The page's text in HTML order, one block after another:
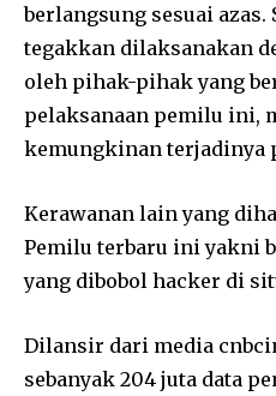
berlangsung sesuai azas.
tegakkan dilaksanakan
oleh pihak-pihak yang
pelaksanaan pemilu ini,
kemungkinan terjadinya
Kerawanan lain yang
Pemilu terbaru ini yakni
yang dibobol hacker di
Dilansir dari media
sebanyak 204 juta data